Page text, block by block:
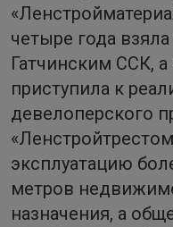
четыре года
Гатчинским ССК,
приступила к
девелоперского
эксплуатацию
метров
назначения, а